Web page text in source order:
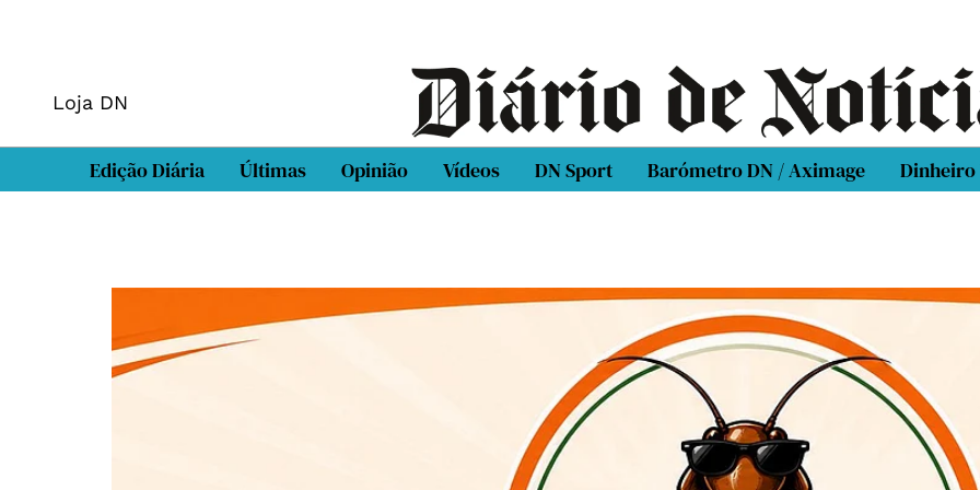
Loja DN
Edição Diária Últimas Opinião Vídeos DN Sport Barómetro DN / Aximage Dinheiro